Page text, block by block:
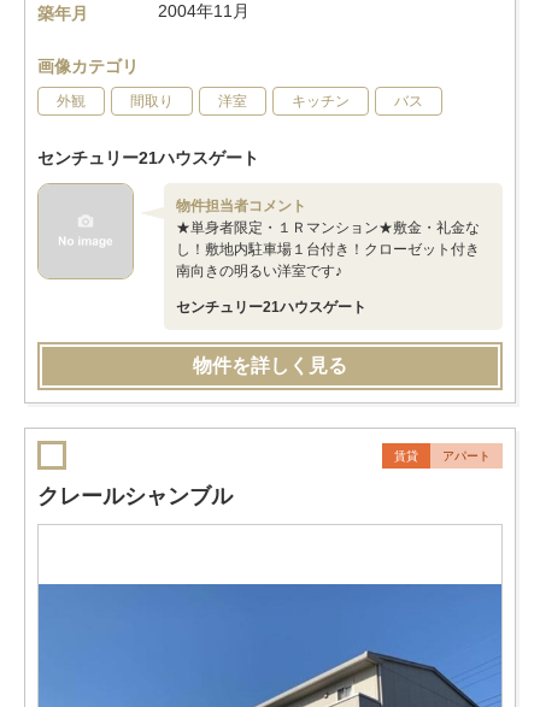
築年月
2004年11月
画像カテゴリ
外観 間取り 洋室 キッチン バス
センチュリー21ハウスゲート
物件担当者コメント
★単身者限定・１Ｒマンション★敷金・礼金な
し！敷地内駐車場１台付き！クローゼット付き
南向きの明るい洋室です♪
センチュリー21ハウスゲート
物件を詳しく見る
賃貸 アパート
クレールシャンブル